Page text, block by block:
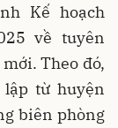
Kế hoạch
về tuyên
Theo đó,
từ huyện
biên phòng